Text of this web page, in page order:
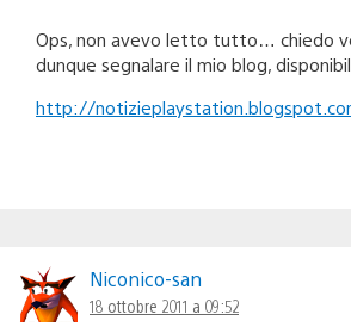
Ops, non avevo letto tutto… chiedo
dunque segnalare il mio blog,
http://
Niconico-san
18 ottobre 2011 a 09:52